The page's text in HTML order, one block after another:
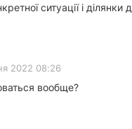
ситуації і
2022 08:26
вообще?